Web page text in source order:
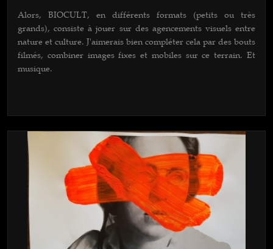
Alors, BIOCULT, en différents formats (petits ou très
grands), consiste à jouer sur des agencements visuels entre
nature et culture. J'aimerais bien compléter cela par des bouts
filmés, combiner images fixes et mobiles sur ce terrain. Et
musique.